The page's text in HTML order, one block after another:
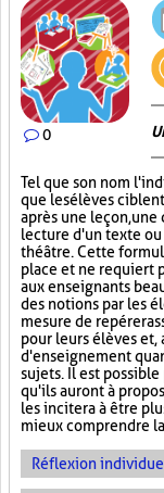
0
Tel que son nom
que les élèves
après une leçon,
lecture d'un texte
théâtre. Cette
place et ne requiert
aux enseignants
des notions par les
mesure de repérer
pour leurs élèves
d'enseignement
sujets. Il est
qu'ils auront à
les incitera à être
mieux comprendre
Réflexion